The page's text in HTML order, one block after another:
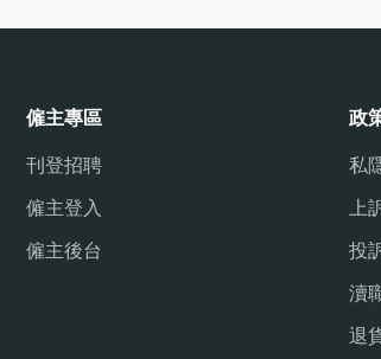
僱主專區
刊登招聘
僱主登入
僱主後台
政
私
上
投
瀆
退